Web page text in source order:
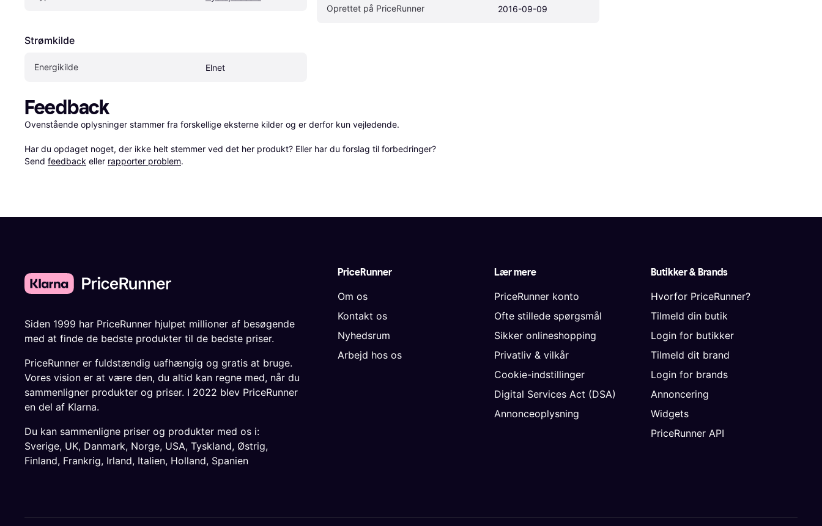
Strømkilde
Energikilde Elnet
Oprettet på PriceRunner 2016-09-09
Feedback
Ovenstående oplysninger stammer fra forskellige eksterne kilder og er derfor kun vejledende.
Har du opdaget noget, der ikke helt stemmer ved det her produkt? Eller har du forslag til forbedringer?
Send feedback eller rapporter problem.
PriceRunner
Om os
Kontakt os
Nyhedsrum
Arbejd hos os
Lær mere
PriceRunner konto
Ofte stillede spørgsmål
Sikker onlineshopping
Privatliv & vilkår
Cookie-indstillinger
Digital Services Act (DSA)
Annonceoplysning
Butikker & Brands
Hvorfor PriceRunner?
Tilmeld din butik
Login for butikker
Tilmeld dit brand
Login for brands
Annoncering
Widgets
PriceRunner API
Siden 1999 har PriceRunner hjulpet millioner af besøgende
med at finde de bedste produkter til de bedste priser.
PriceRunner er fuldstændig uafhængig og gratis at bruge.
Vores vision er at være den, du altid kan regne med, når du
sammenligner produkter og priser. I 2022 blev PriceRunner
en del af Klarna.
Du kan sammenligne priser og produkter med os i:
Sverige, UK, Danmark, Norge, USA, Tyskland, Østrig,
Finland, Frankrig, Irland, Italien, Holland, Spanien